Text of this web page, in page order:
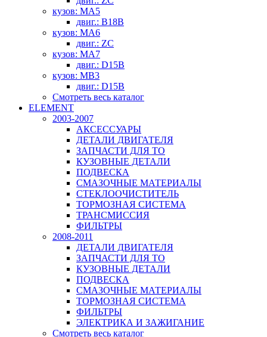
кузов: MA5
двиг.: B18B
кузов: MA6
двиг.: ZC
кузов: MA7
двиг.: D15B
кузов: MB3
двиг.: D15B
Смотреть весь каталог
ELEMENT
2003-2007
АКСЕССУАРЫ
ДЕТАЛИ ДВИГАТЕЛЯ
ЗАПЧАСТИ ДЛЯ ТО
КУЗОВНЫЕ ДЕТАЛИ
ПОДВЕСКА
СМАЗОЧНЫЕ МАТЕРИАЛЫ
СТЕКЛООЧИСТИТЕЛЬ
ТОРМОЗНАЯ СИСТЕМА
ТРАНСМИССИЯ
ФИЛЬТРЫ
2008-2011
ДЕТАЛИ ДВИГАТЕЛЯ
ЗАПЧАСТИ ДЛЯ ТО
КУЗОВНЫЕ ДЕТАЛИ
ПОДВЕСКА
СМАЗОЧНЫЕ МАТЕРИАЛЫ
ТОРМОЗНАЯ СИСТЕМА
ФИЛЬТРЫ
ЭЛЕКТРИКА И ЗАЖИГАНИЕ
Смотреть весь каталог